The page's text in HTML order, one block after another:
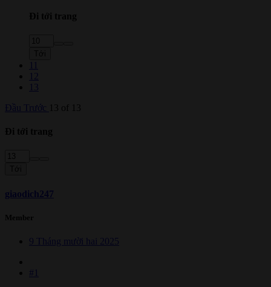
Đi tới trang
13
Đầu
Trước 13 of 13
Đi tới trang
giaodich247
Member
9 Tháng mười hai 2025
#1